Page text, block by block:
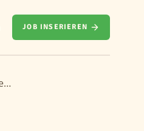
JOB INSERIEREN
Ausbildung Verkäufer (m/w/d) im Einzelhandel – Rottenburg am Neckar 2026